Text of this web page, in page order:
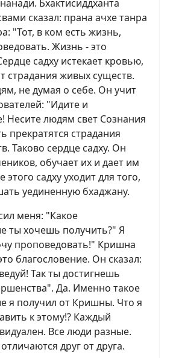
Бхактисиддханта
сказал: прана ачхе танра
"Тот, в ком есть жизнь,
Жизнь - это
садху истекает кровью,
страдания живых существ.
не думая о себе. Он учит
"Идите и
Несите людям свет Сознания
прекратятся страдания
Таково сердце садху. Он
обучает их и дает им
садху уходит для того,
уединенную бхаджану.
меня: "Какое
ты хочешь получить?" Я
проповедовать!" Кришна
благословение. Он сказал:
Так ты достигнешь
Да. Именно такое
я получил от Кришны. Что я
к этому!? Каждый
Все люди разные.
друг от друга.